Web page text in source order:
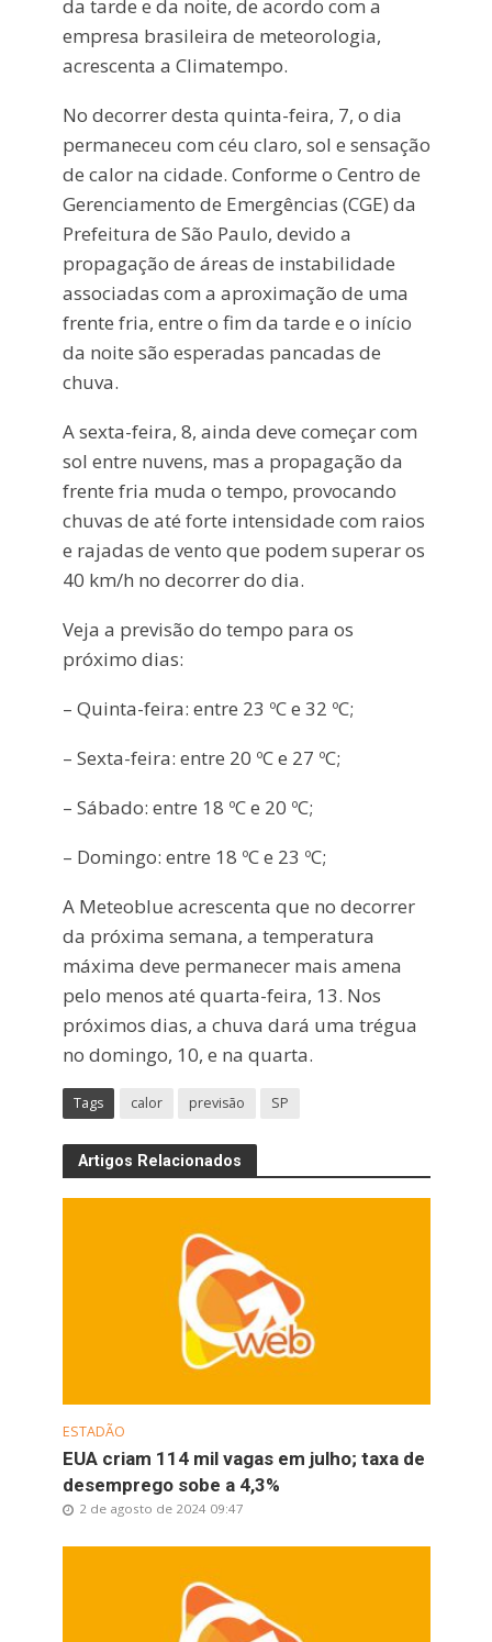
da tarde e da noite, de acordo com a
empresa brasileira de meteorologia,
acrescenta a Climatempo.
No decorrer desta quinta-feira, 7, o dia
permaneceu com céu claro, sol e sensação
de calor na cidade. Conforme o Centro de
Gerenciamento de Emergências (CGE) da
Prefeitura de São Paulo, devido a
propagação de áreas de instabilidade
associadas com a aproximação de uma
frente fria, entre o fim da tarde e o início
da noite são esperadas pancadas de
chuva.
A sexta-feira, 8, ainda deve começar com
sol entre nuvens, mas a propagação da
frente fria muda o tempo, provocando
chuvas de até forte intensidade com raios
e rajadas de vento que podem superar os
40 km/h no decorrer do dia.
Veja a previsão do tempo para os
próximo dias:
– Quinta-feira: entre 23 ºC e 32 ºC;
– Sexta-feira: entre 20 ºC e 27 ºC;
– Sábado: entre 18 ºC e 20 ºC;
– Domingo: entre 18 ºC e 23 ºC;
A Meteoblue acrescenta que no decorrer
da próxima semana, a temperatura
máxima deve permanecer mais amena
pelo menos até quarta-feira, 13. Nos
próximos dias, a chuva dará uma trégua
no domingo, 10, e na quarta.
Tags calor previsão SP
Artigos Relacionados
ESTADÃO
EUA criam 114 mil vagas em julho; taxa de
desemprego sobe a 4,3%
2 de agosto de 2024 09:47